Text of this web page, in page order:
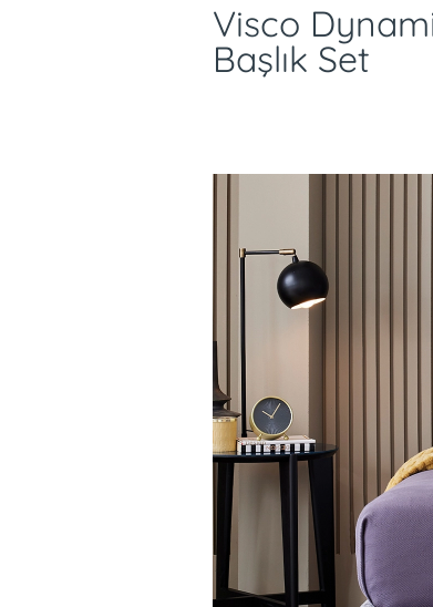
Visco
Başlık Set
Dayanıklı DHT
uzun yıllar
kullanmanızı
Yüksek konforlu uyku
ekstra rahat uykular
bırakmayan No-Turn